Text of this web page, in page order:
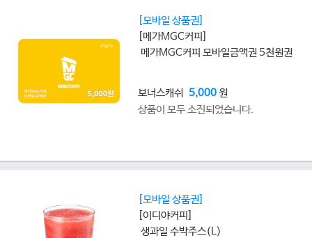
[모바일 상품권]
[메가MGC커피]
메가MGC커피 모바일금액권 5천원권
보너스캐쉬 5,000원
상품이 모두 소진되었습니다.
[모바일 상품권]
[이디야커피]
생과일 수박주스(L)